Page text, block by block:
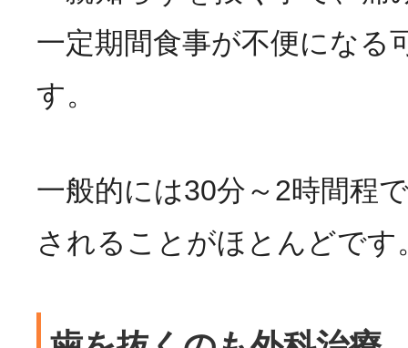
一定期間食事が不便になる
す。
一般的には30分～2時間程
されることがほとんどです